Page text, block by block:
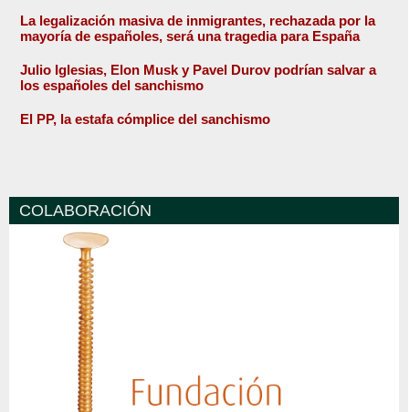
La legalización masiva de inmigrantes, rechazada por la
mayoría de españoles, será una tragedia para España
Julio Iglesias, Elon Musk y Pavel Durov podrían salvar a
los españoles del sanchismo
El PP, la estafa cómplice del sanchismo
COLABORACIÓN